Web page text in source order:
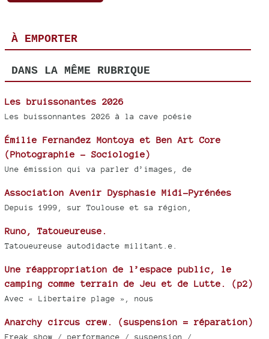
À EMPORTER
DANS LA MÊME RUBRIQUE
Les bruissonantes 2026
Les buissonnantes 2026 à la cave poésie
Émilie Fernandez Montoya et Ben Art Core
(Photographie - Sociologie)
Une émission qui va parler d’images, de
Association Avenir Dysphasie Midi-Pyrénées
Depuis 1999, sur Toulouse et sa région,
Runo, Tatoueureuse.
Tatoueureuse autodidacte militant.e.
Une réappropriation de l’espace public, le
camping comme terrain de Jeu et de Lutte. (p2)
Avec « Libertaire plage », nous
Anarchy circus crew. (suspension = réparation)
Freak show / performance / suspension /